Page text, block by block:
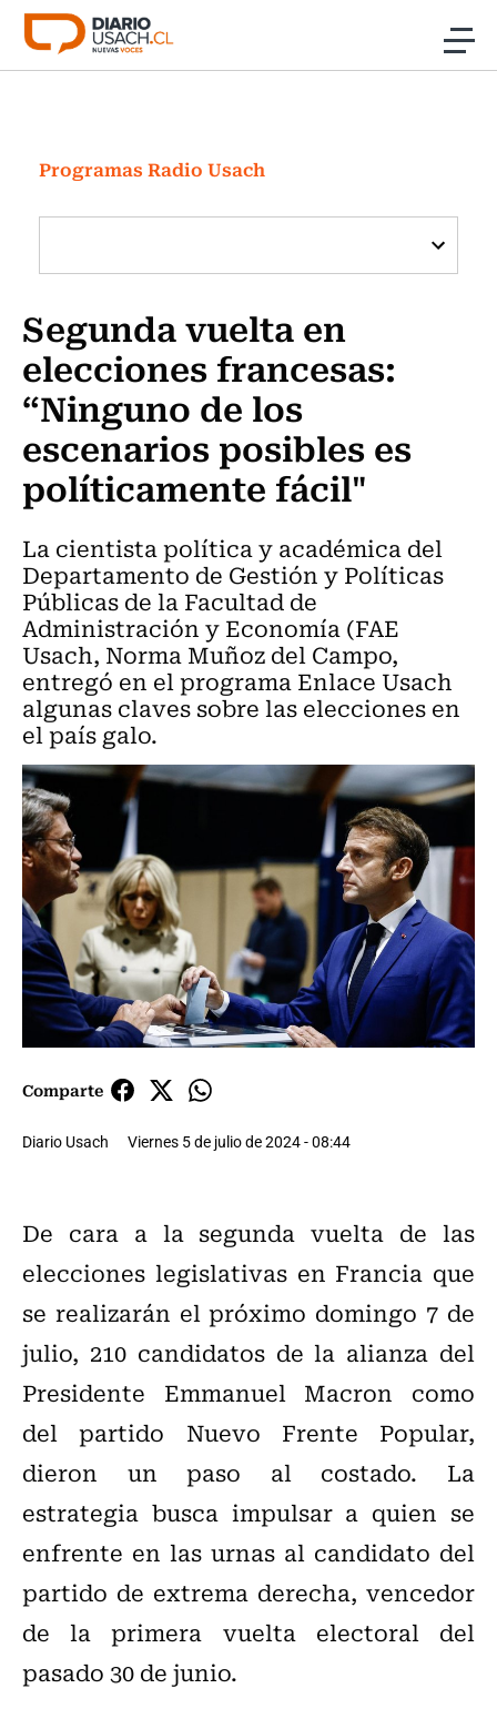
Click acá para ir directamente al contenido
Investigación
Cultura
Programas Radio y TV Usach
Programas Radio Usach
Segunda vuelta en
elecciones francesas:
“Ninguno de los
escenarios posibles es
políticamente fácil"
La cientista política y académica del
Departamento de Gestión y Políticas
Públicas de la Facultad de
Administración y Economía (FAE
Usach, Norma Muñoz del Campo,
entregó en el programa Enlace Usach
algunas claves sobre las elecciones en
el país galo.
Comparte
Diario Usach Viernes 5 de julio de 2024 - 08:44
De cara a la segunda vuelta de las
elecciones legislativas en Francia que
se realizarán el próximo domingo 7 de
julio, 210 candidatos de la alianza del
Presidente Emmanuel Macron como
del partido Nuevo Frente Popular,
dieron un paso al costado. La
estrategia busca impulsar a quien se
enfrente en las urnas al candidato del
partido de extrema derecha, vencedor
de la primera vuelta electoral del
pasado 30 de junio.